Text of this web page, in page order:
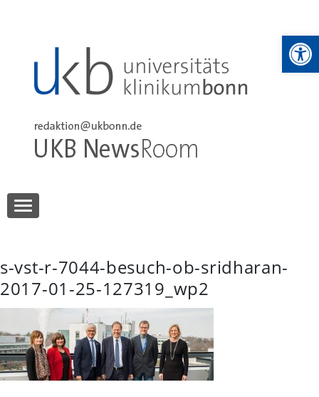
UKB NewsRoom
s-vst-r-7044-besuch-ob-sridharan-
2017-01-25-127319_wp2